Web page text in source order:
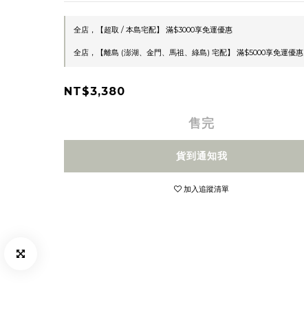
全店，【超取 / 本島宅配】 滿$3000享免運優惠
全店，【離島 (澎湖、金門、馬祖、綠島) 宅配】 滿$5000享免運優惠
NT$3,380
售完
貨到通知我
加入追蹤清單